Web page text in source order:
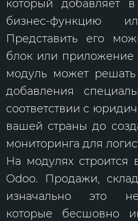
который добавляет
бизнес-функцию
Представить его
блок или
модуль может решать
добавления
соответствии с
вашей страны до
мониторинга для
На модулях строится
Odoo. Продажи,
изначально это
которые бесшовно